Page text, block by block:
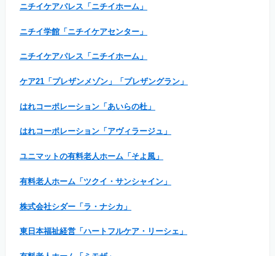
ニチイケアパレス「ニチイホーム」
ニチイ学館「ニチイケアセンター」
ニチイケアパレス「ニチイホーム」
ケア21「プレザンメゾン」「プレザングラン」
はれコーポレーション「あいらの杜」
はれコーポレーション「アヴィラージュ」
ユニマットの有料老人ホーム「そよ風」
有料老人ホーム「ツクイ・サンシャイン」
株式会社シダー「ラ・ナシカ」
東日本福祉経営「ハートフルケア・リーシェ」